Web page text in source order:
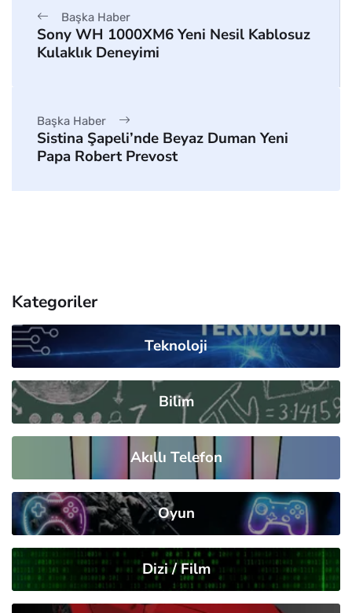
Başka Haber
Sony WH 1000XM6 Yeni Nesil Kablosuz
Kulaklık Deneyimi
Başka Haber
Sistina Şapeli’nde Beyaz Duman Yeni
Papa Robert Prevost
Kategoriler
Teknoloji
Bilim
Akıllı Telefon
Oyun
Dizi / Film